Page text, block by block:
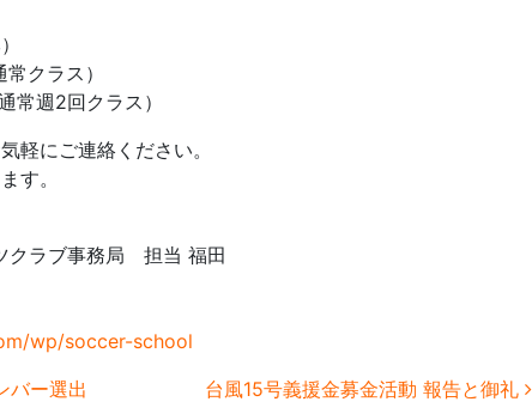
クラス）
常週2回クラス）
軽にご連絡ください。
す。
クラブ事務局 担当 福田
wp/soccer-school
バー選出 台風15号義援金募金活動 報告と御礼